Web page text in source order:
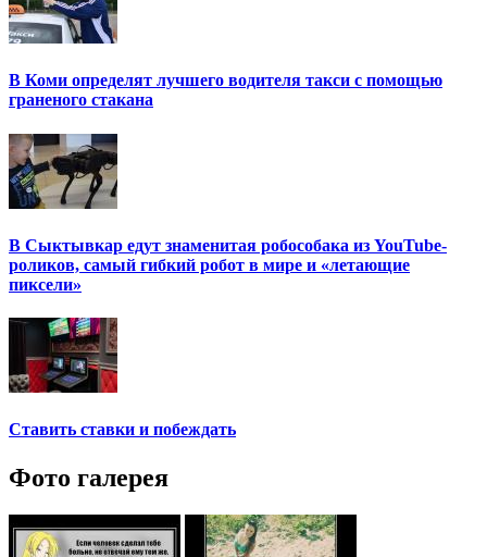
В Коми определят лучшего водителя такси с помощью
граненого стакана
В Сыктывкар едут знаменитая робособака из YouTube-
роликов, самый гибкий робот в мире и «летающие
пиксели»
Ставить ставки и побеждать
Фото галерея